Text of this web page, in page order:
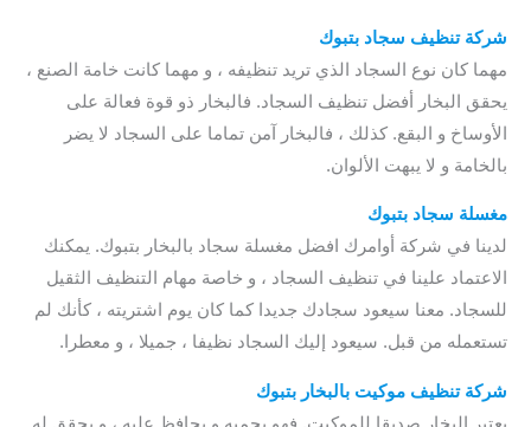
شركة تنظيف سجاد بتبوك
مهما كان نوع السجاد الذي تريد تنظيفه ، و مهما كانت خامة الصنع ،
يحقق البخار أفضل تنظيف السجاد. فالبخار ذو قوة فعالة على
الأوساخ و البقع. كذلك ، فالبخار آمن تماما على السجاد لا يضر
بالخامة و لا يبهت الألوان.
مغسلة سجاد بتبوك
لدينا في شركة أوامرك افضل مغسلة سجاد بالبخار بتبوك. يمكنك
الاعتماد علينا في تنظيف السجاد ، و خاصة مهام التنظيف الثقيل
للسجاد. معنا سيعود سجادك جديدا كما كان يوم اشتريته ، كأنك لم
تستعمله من قبل. سيعود إليك السجاد نظيفا ، جميلا ، و معطرا.
شركة تنظيف موكيت بالبخار بتبوك
يعتبر البخار صديقا للموكيت. فهو يحميه و يحافظ عليه ، و يحقق له